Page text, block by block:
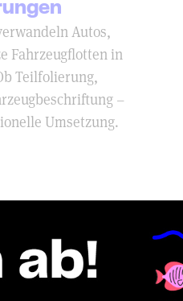
Autos,
Fahrzeugflotten in
Teilfolierung,
–
Umsetzung.